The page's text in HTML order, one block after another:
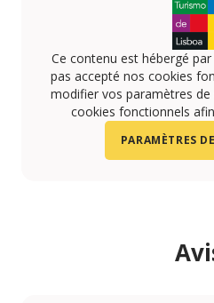
Ce contenu est hébergé
pas accepté nos cookies
modifier vos paramètres
cookies fonctionnels
PARAMÈTRES